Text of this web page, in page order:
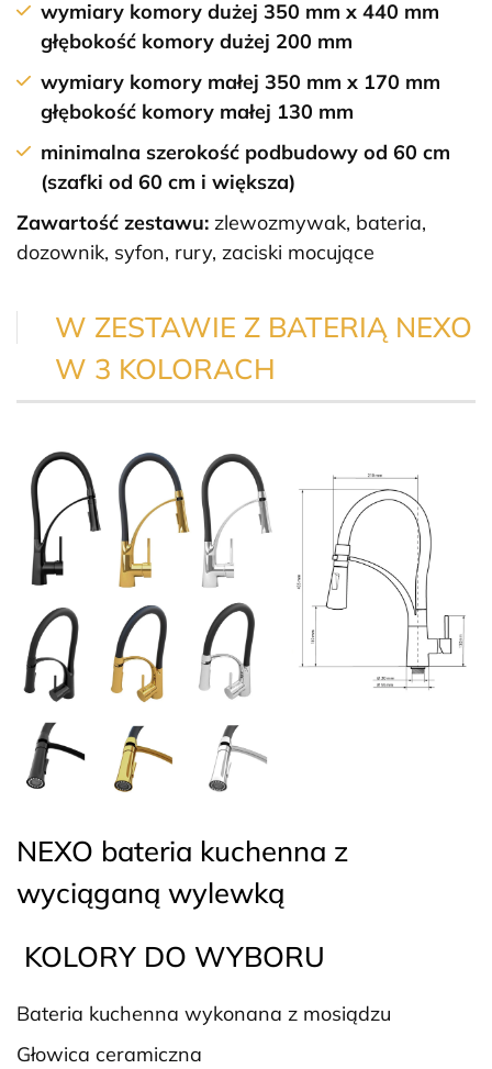
wymiary komory dużej 350 mm x 440 mm
głębokość komory dużej 200 mm
wymiary komory małej 350 mm x 170 mm
głębokość komory małej 130 mm
minimalna szerokość podbudowy od 60 cm
(szafki od 60 cm i większa)
Zawartość zestawu: zlewozmywak, bateria,
dozownik, syfon, rury, zaciski mocujące
W ZESTAWIE Z BATERIĄ NEXO
W 3 KOLORACH
NEXO bateria kuchenna z
wyciąganą wylewką
KOLORY DO WYBORU
Bateria kuchenna wykonana z mosiądzu
Głowica ceramiczna